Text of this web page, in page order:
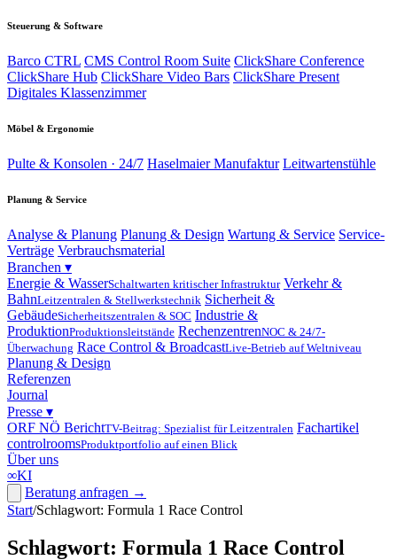
Steuerung & Software
Barco CTRL CMS Control Room Suite ClickShare Conference
ClickShare Hub ClickShare Video Bars ClickShare Present
Digitales Klassenzimmer
Möbel & Ergonomie
Pulte & Konsolen · 24/7 Haselmaier Manufaktur Leitwartenstühle
Planung & Service
Analyse & Planung Planung & Design Wartung & Service Service-
Verträge Verbrauchsmaterial
Branchen ▾
Energie & WasserSchaltwarten kritischer Infrastruktur Verkehr &
BahnLeitzentralen & Stellwerkstechnik Sicherheit &
GebäudeSicherheitszentralen & SOC Industrie &
ProduktionProduktionsleitstände RechenzentrenNOC & 24/7-
Überwachung Race Control & BroadcastLive-Betrieb auf Weltniveau
Planung & Design
Referenzen
Journal
Presse ▾
ORF NÖ BerichtTV-Beitrag: Spezialist für Leitzentralen Fachartikel
controlroomsProduktportfolio auf einen Blick
Über uns
∞KI
Beratung anfragen →
Start/Schlagwort: Formula 1 Race Control
Schlagwort: Formula 1 Race Control